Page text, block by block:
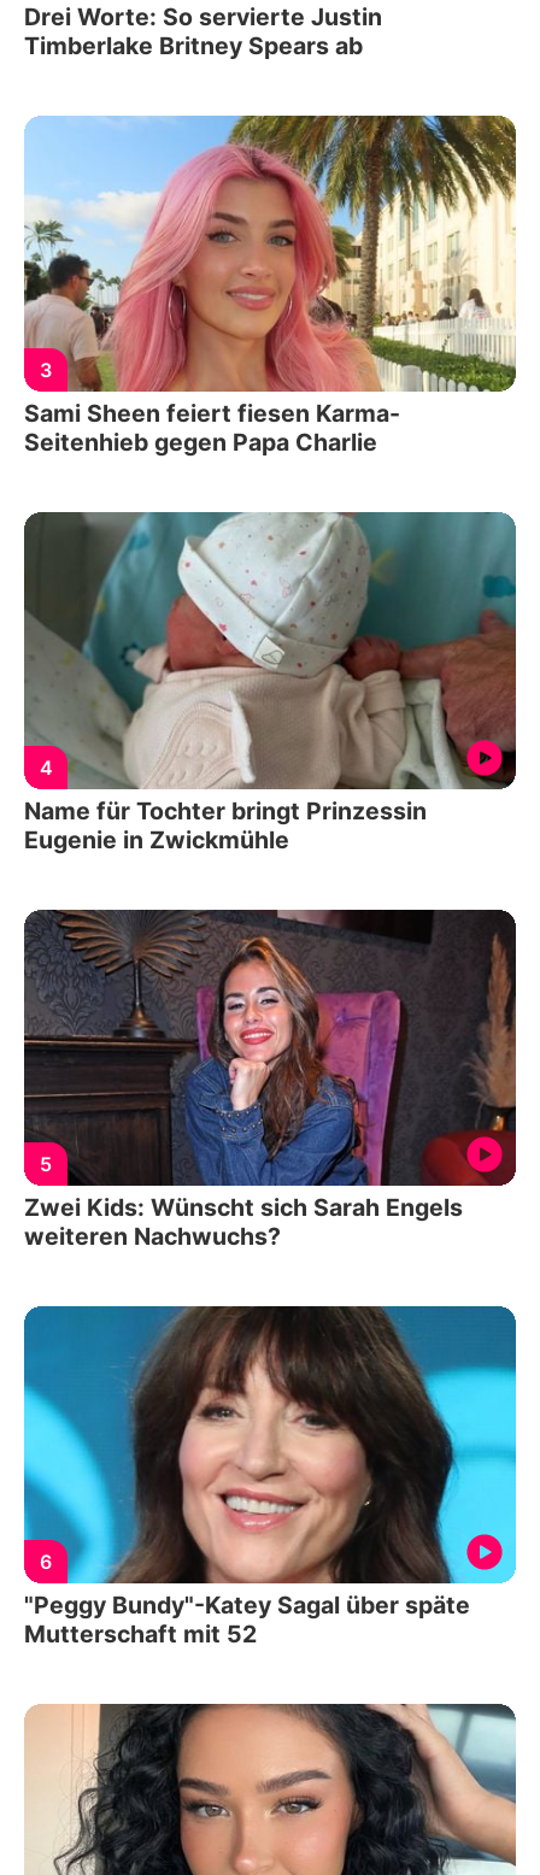
Drei Worte: So servierte Justin
Timberlake Britney Spears ab
3
Sami Sheen feiert fiesen Karma-
Seitenhieb gegen Papa Charlie
4
Name für Tochter bringt Prinzessin
Eugenie in Zwickmühle
5
Zwei Kids: Wünscht sich Sarah Engels
weiteren Nachwuchs?
6
"Peggy Bundy"-Katey Sagal über späte
Mutterschaft mit 52